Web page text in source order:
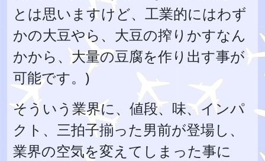
とは思いますけど、工業的にはわず
かの大豆やら、大豆の搾りかすなん
かから、大量の豆腐を作り出す事が
可能です。)
そういう業界に、値段、味、インパ
クト、三拍子揃った男前が登場し、
業界の空気を変えてしまった事に